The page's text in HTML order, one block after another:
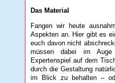
Das Material
Fangen wir heute
Aspekten an. Hier gibt es
euch davon nicht
müssen dabei im
Expertenspiel auf dem
durch die Gestaltung
im Blick zu behalten –